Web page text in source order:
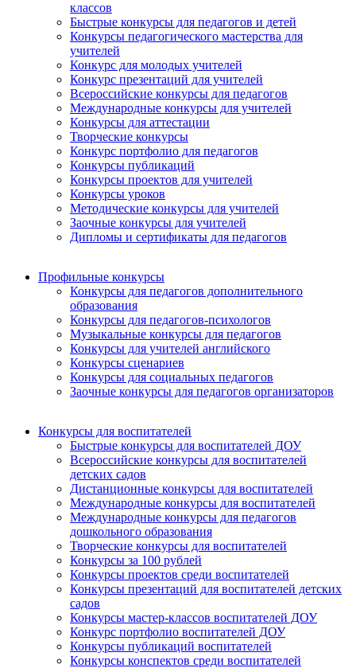
классов
Быстрые конкурсы для педагогов и детей
Конкурсы педагогического мастерства для
учителей
Конкурс для молодых учителей
Конкурс презентаций для учителей
Всероссийские конкурсы для педагогов
Международные конкурсы для учителей
Конкурсы для аттестации
Творческие конкурсы
Конкурс портфолио для педагогов
Конкурсы публикаций
Конкурсы проектов для учителей
Конкурсы уроков
Методические конкурсы для учителей
Заочные конкурсы для учителей
Дипломы и сертификаты для педагогов
Профильные конкурсы
Конкурсы для педагогов дополнительного
образования
Конкурсы для педагогов-психологов
Музыкальные конкурсы для педагогов
Конкурсы для учителей английского
Конкурсы сценариев
Конкурсы для социальных педагогов
Заочные конкурсы для педагогов организаторов
Конкурсы для воспитателей
Быстрые конкурсы для воспитателей ДОУ
Всероссийские конкурсы для воспитателей
детских садов
Дистанционные конкурсы для воспитателей
Международные конкурсы для воспитателей
Международные конкурсы для педагогов
дошкольного образования
Творческие конкурсы для воспитателей
Конкурсы за 100 рублей
Конкурсы проектов среди воспитателей
Конкурсы презентаций для воспитателей детских
садов
Конкурсы мастер-классов воспитателей ДОУ
Конкурс портфолио воспитателей ДОУ
Конкурсы публикаций воспитателей
Конкурсы конспектов среди воспитателей